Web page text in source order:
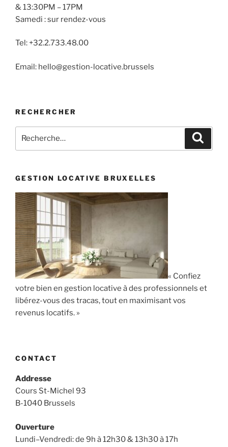
& 13:30PM – 17PM
Samedi : sur rendez-vous
Tel: +32.2.733.48.00
Email: hello@gestion-locative.brussels
RECHERCHER
pour
GESTION LOCATIVE BRUXELLES
« Confiez
votre bien en gestion locative à des professionnels et
libérez-vous des tracas, tout en maximisant vos
revenus locatifs. »
CONTACT
Addresse
Cours St-Michel 93
B-1040 Brussels
Ouverture
Lundi–Vendredi: de 9h à 12h30 & 13h30 à 17h